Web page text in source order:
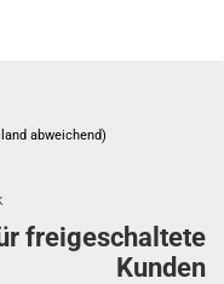
abweichend)
freigeschaltete
Kunden